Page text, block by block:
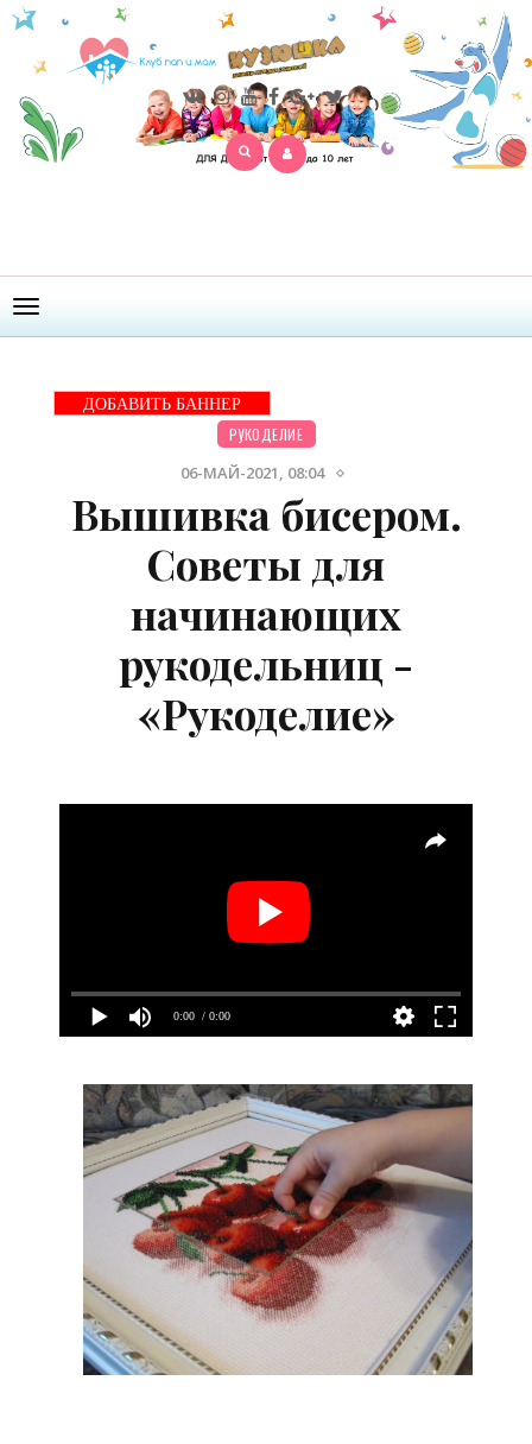
Открыть
меню
ДОБАВИТЬ БАННЕР
РУКОДЕЛИЕ
06-МАЙ-2021, 08:04
Вышивка бисером.
Советы для
начинающих
рукодельниц -
«Рукоделие»
0:00 / 0:00